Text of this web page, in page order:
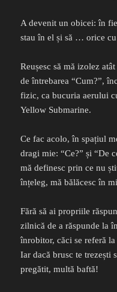
A devenit un obicei: în
stau în el și să … orice
Reușesc să mă izolez
de întrebarea “Cum?”,
fizic, ca bucuria aerului
Yellow Submarine.
Ce fac acolo, în spațiul
dragi mie: “Ce?” și “De
mă definesc prin ce nu
înțeleg, mă bălăcesc în
Fără să ai propriile
zilnică de a răspunde la
înrobitor, căci se referă
Iar dacă brusc te trezești
pregătit, multă baftă!